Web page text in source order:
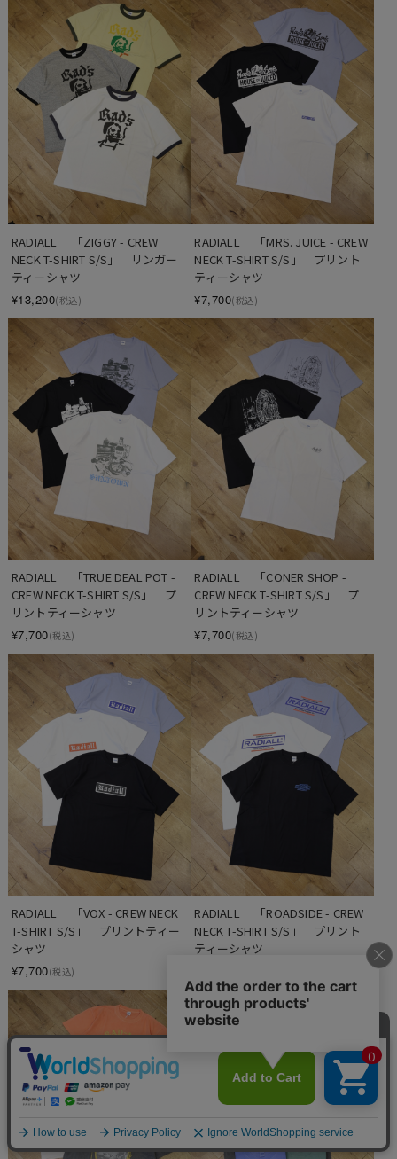
RADIALL 　「ZIGGY - CREW
NECK T-SHIRT S/S」　リンガー
ティーシャツ
¥13,200(税込)
RADIALL 　「MRS. JUICE - CREW
NECK T-SHIRT S/S」　プリント
ティーシャツ
¥7,700(税込)
RADIALL 　「TRUE DEAL POT -
CREW NECK T-SHIRT S/S」　プ
リントティーシャツ
¥7,700(税込)
RADIALL 　「CONER SHOP -
CREW NECK T-SHIRT S/S」　プ
リントティーシャツ
¥7,700(税込)
RADIALL 　「VOX - CREW NECK
T-SHIRT S/S」　プリントティー
シャツ
¥7,700(税込)
RADIALL 　「ROADSIDE - CREW
NECK T-SHIRT S/S」　プリント
ティーシャツ